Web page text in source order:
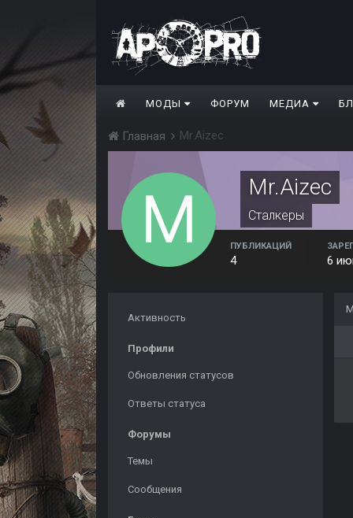
МОДЫ ФОРУМ МЕДИА
Главная Mr.Aizec
Mr.Aizec
Сталкеры
ПУБЛИКАЦИЙ
4 6
Активность
Профили
Обновления статусов
Ответы статуса
Форумы
Темы
Сообщения